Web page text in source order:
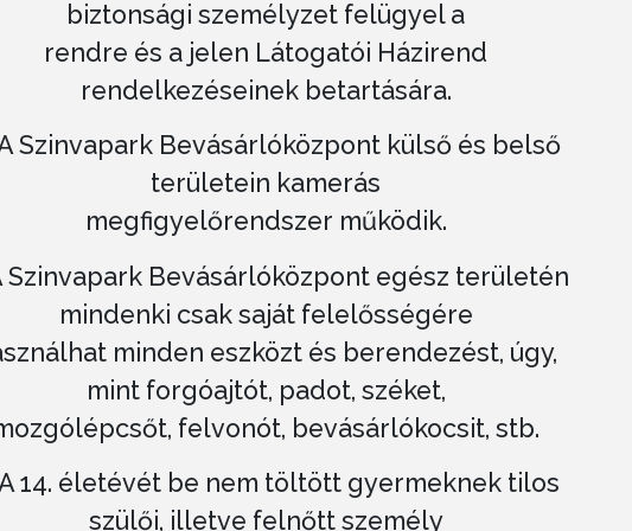
biztonsági személyzet felügyel a
rendre és a jelen Látogatói Házirend
rendelkezéseinek betartására.
Szinvapark Bevásárlóközpont külső és belső
területein kamerás
megfigyelőrendszer működik.
Szinvapark Bevásárlóközpont egész területén
mindenki csak saját felelősségére
minden eszközt és berendezést, úgy,
mint forgóajtót, padot, széket,
felvonót, bevásárlókocsit, stb.
14. életévét be nem töltött gyermeknek tilos
szülői, illetve felnőtt személy